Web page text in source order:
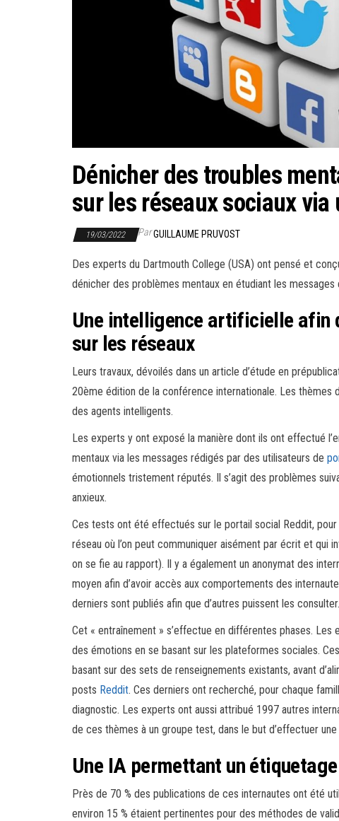
Dénicher des troubles
sur les réseaux sociaux via
19/03/2022 ParGUILLAUME PRUVOST
Des experts du Dartmouth College (USA) ont pensé et
dénicher des problèmes mentaux en étudiant les
Une intelligence artificielle afin
sur les réseaux
Leurs travaux, dévoilés dans un article d’étude en
20ème édition de la conférence internationale. Les
des agents intelligents.
Les experts y ont exposé la manière dont ils ont effectué
mentaux via les messages rédigés par des utilisateurs de
émotionnels tristement réputés. Il s’agit des problèmes
anxieux.
Ces tests ont été effectués sur le portail social Reddit,
réseau où l’on peut communiquer aisément par écrit et
on se fie au rapport). Il y a également un anonymat des
moyen afin d’avoir accès aux comportements des
derniers sont publiés afin que d’autres puissent les consulter.
Cet « entraînement » s’effectue en différentes phases.
des émotions en se basant sur les plateformes sociales.
basant sur des sets de renseignements existants, avant
posts Reddit. Ces derniers ont recherché, pour chaque
diagnostic. Les experts ont aussi attribué 1997 autres
de ces thèmes à un groupe test, dans le but d’effectuer
Une IA permettant un
Près de 70 % des publications de ces internautes ont été
environ 15 % étaient pertinentes pour des méthodes de